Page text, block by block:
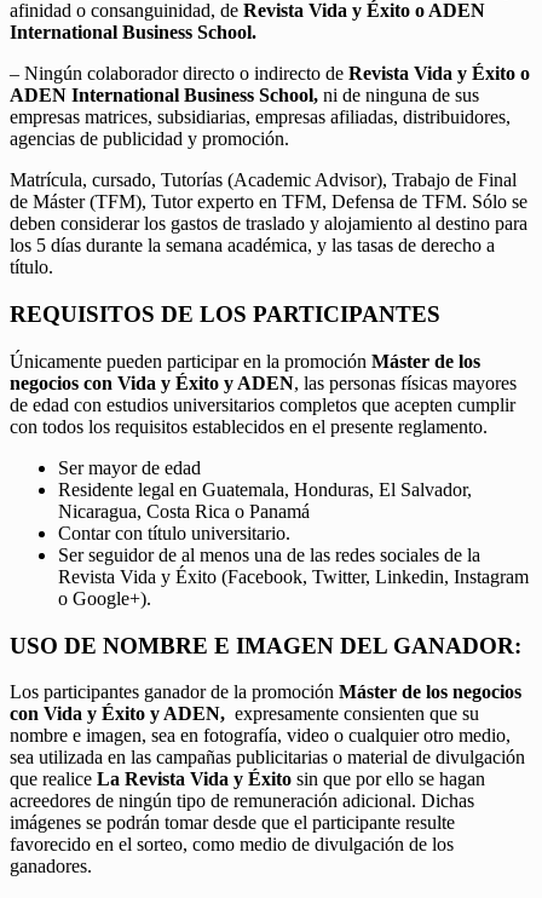
afinidad o consanguinidad, de Revista Vida y Éxito o ADEN
International Business School.
– Ningún colaborador directo o indirecto de Revista Vida y Éxito o
ADEN International Business School, ni de ninguna de sus
empresas matrices, subsidiarias, empresas afiliadas, distribuidores,
agencias de publicidad y promoción.
Matrícula, cursado, Tutorías (Academic Advisor), Trabajo de Final
de Máster (TFM), Tutor experto en TFM, Defensa de TFM. Sólo se
deben considerar los gastos de traslado y alojamiento al destino para
los 5 días durante la semana académica, y las tasas de derecho a
título.
REQUISITOS DE LOS PARTICIPANTES
Únicamente pueden participar en la promoción Máster de los
negocios con Vida y Éxito y ADEN, las personas físicas mayores
de edad con estudios universitarios completos que acepten cumplir
con todos los requisitos establecidos en el presente reglamento.
Ser mayor de edad
Residente legal en Guatemala, Honduras, El Salvador,
Nicaragua, Costa Rica o Panamá
Contar con título universitario.
Ser seguidor de al menos una de las redes sociales de la
Revista Vida y Éxito (Facebook, Twitter, Linkedin, Instagram
o Google+).
USO DE NOMBRE E IMAGEN DEL GANADOR:
Los participantes ganador de la promoción Máster de los negocios
con Vida y Éxito y ADEN, expresamente consienten que su
nombre e imagen, sea en fotografía, video o cualquier otro medio,
sea utilizada en las campañas publicitarias o material de divulgación
que realice La Revista Vida y Éxito sin que por ello se hagan
acreedores de ningún tipo de remuneración adicional. Dichas
imágenes se podrán tomar desde que el participante resulte
favorecido en el sorteo, como medio de divulgación de los
ganadores.